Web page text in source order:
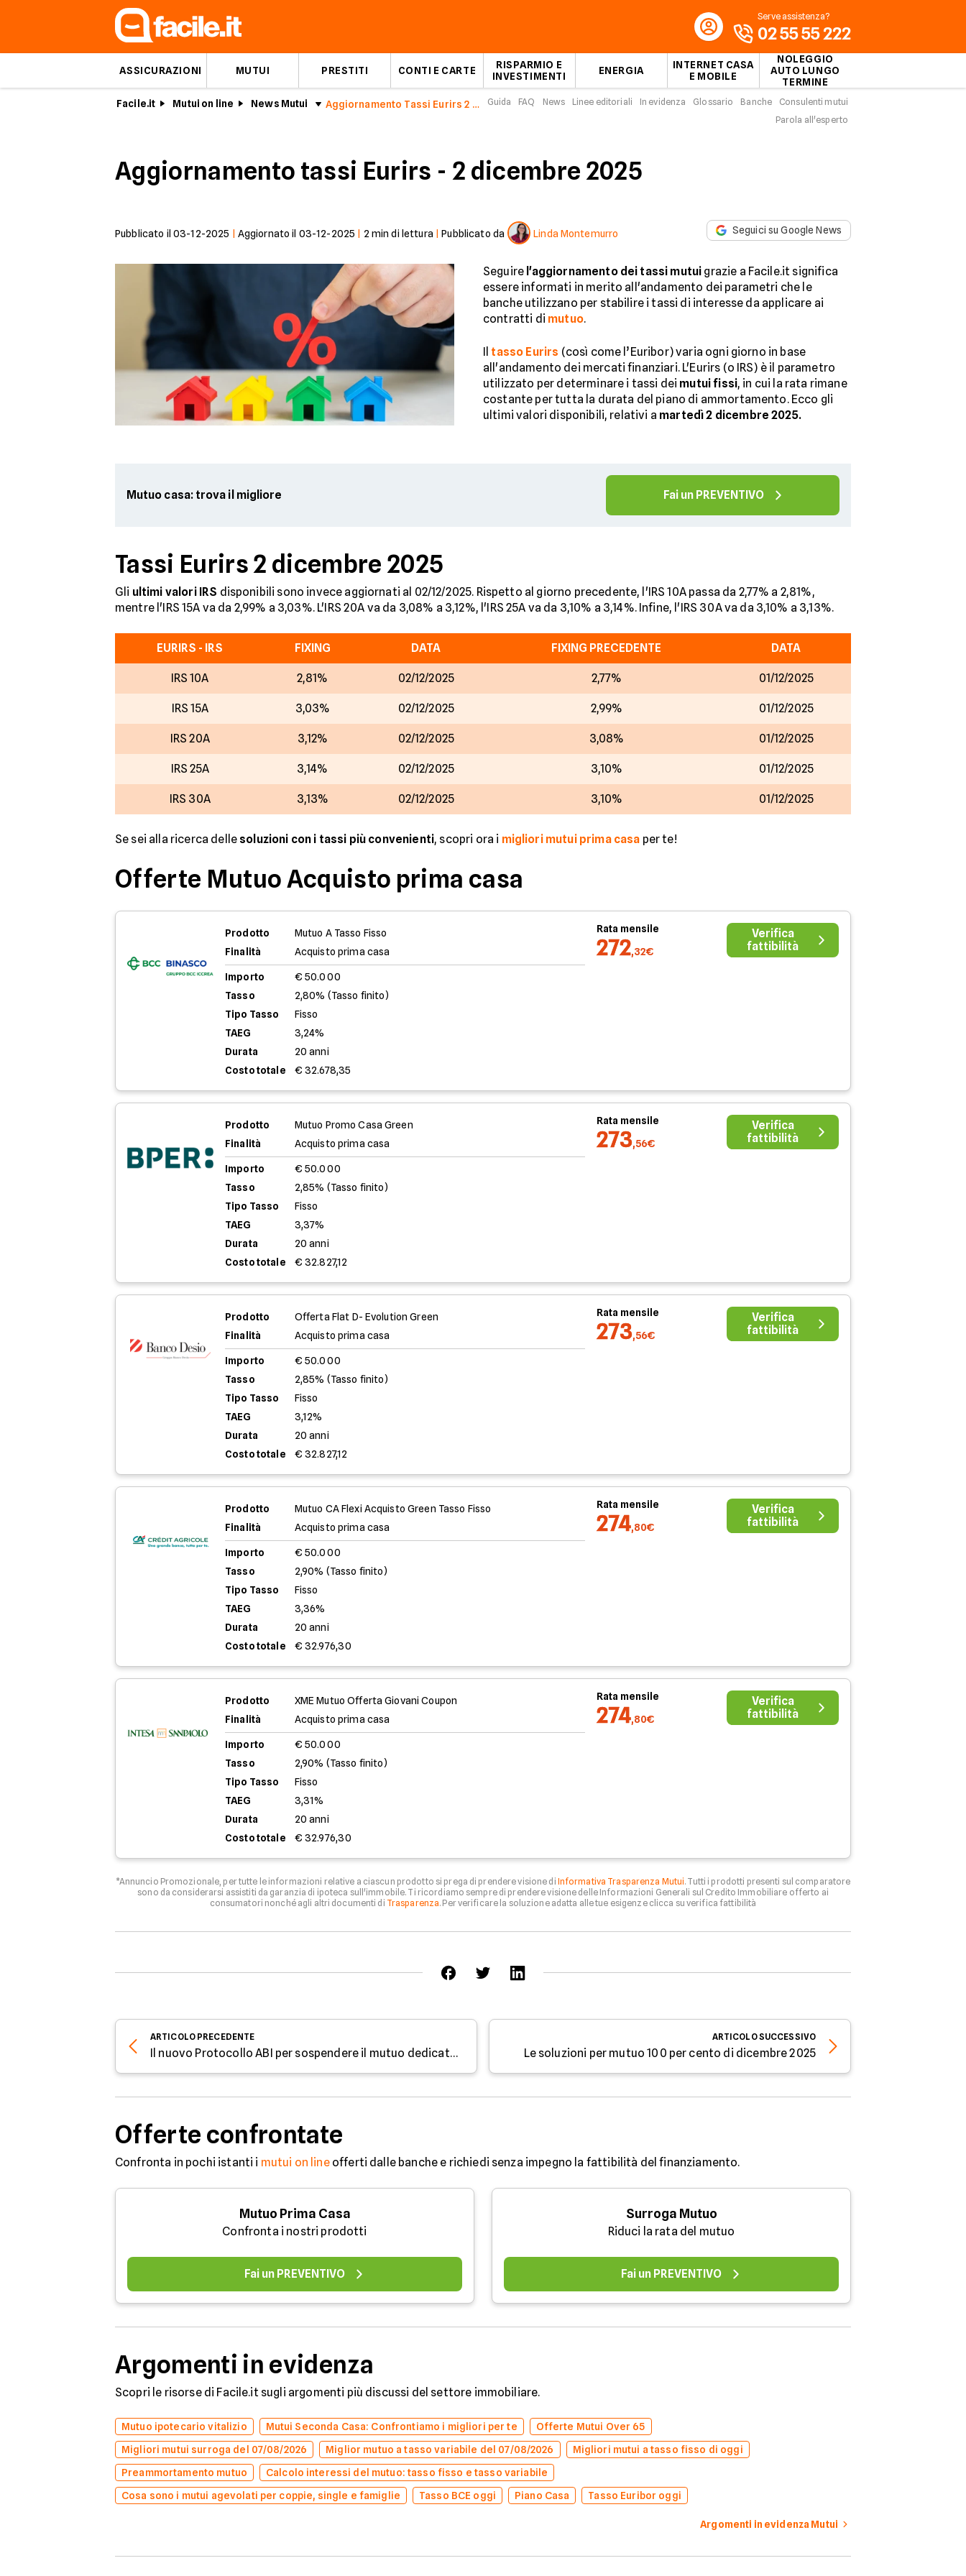
ASSICURAZIONI MUTUI PRESTITI CONTI E CARTE
RISPARMIO E
INVESTIMENTI
ENERGIA
INTERNET CASA
E MOBILE
NOLEGGIO
AUTO LUNGO
TERMINE
Serve assistenza?
02 55 55 222
Facile.it Mutui on line News Mutui Aggiornamento Tassi Eurirs 2 dicembre 2025 Guida FAQ News Linee editoriali In evidenza Glossario Banche
Consulenti mutui
Parola all'esperto
Aggiornamento tassi Eurirs - 2 dicembre 2025
Pubblicato il 03-12-2025 Aggiornato il 03-12-2025 2 min di lettura |Pubblicato da Linda Montemurro Seguici su Google News
Seguire l'aggiornamento dei tassi mutui grazie a Facile.it significa
essere informati in merito all'andamento dei parametri che le
banche utilizzano per stabilire i tassi di interesse da applicare ai
contratti di mutuo.
Il tasso Eurirs (così come l’Euribor) varia ogni giorno in base
all'andamento dei mercati finanziari. L'Eurirs (o IRS) è il parametro
utilizzato per determinare i tassi dei mutui fissi, in cui la rata rimane
costante per tutta la durata del piano di ammortamento. Ecco gli
ultimi valori disponibili, relativi a martedì 2 dicembre 2025.
Mutuo casa: trova il migliore Fai un PREVENTIVO
Tassi Eurirs 2 dicembre 2025
Gli ultimi valori IRS disponibili sono invece aggiornati al 02/12/2025. Rispetto al giorno precedente, l'IRS 10A passa da 2,77% a 2,81%,
mentre l'IRS 15A va da 2,99% a 3,03%. L'IRS 20A va da 3,08% a 3,12%, l'IRS 25A va da 3,10% a 3,14%. Infine, l'IRS 30A va da 3,10% a 3,13%.
EURIRS - IRS FIXING DATA FIXING PRECEDENTE DATA
IRS 10A 2,81% 02/12/2025 2,77% 01/12/2025
IRS 15A 3,03% 02/12/2025 2,99% 01/12/2025
IRS 20A 3,12% 02/12/2025 3,08% 01/12/2025
IRS 25A 3,14% 02/12/2025 3,10% 01/12/2025
IRS 30A 3,13% 02/12/2025 3,10% 01/12/2025
Se sei alla ricerca delle soluzioni con i tassi più convenienti, scopri ora i migliori mutui prima casa per te!
Offerte Mutuo Acquisto prima casa
Prodotto
Mutuo A Tasso Fisso
Finalità
Acquisto prima casa
Importo
€ 50.000
Tasso
2,80% (Tasso finito)
Tipo Tasso
Fisso
TAEG
3,24%
Durata
20 anni
Costo totale
€ 32.678,35
Rata mensile
272,32€
Verifica
fattibilità
Prodotto
Mutuo Promo Casa Green
Finalità
Acquisto prima casa
Importo
€ 50.000
Tasso
2,85% (Tasso finito)
Tipo Tasso
Fisso
TAEG
3,37%
Durata
20 anni
Costo totale
€ 32.827,12
Rata mensile
273,56€
Verifica
fattibilità
Prodotto
Offerta Flat D- Evolution Green
Finalità
Acquisto prima casa
Importo
€ 50.000
Tasso
2,85% (Tasso finito)
Tipo Tasso
Fisso
TAEG
3,12%
Durata
20 anni
Costo totale
€ 32.827,12
Rata mensile
273,56€
Verifica
fattibilità
Prodotto
Mutuo CA Flexi Acquisto Green Tasso Fisso
Finalità
Acquisto prima casa
Importo
€ 50.000
Tasso
2,90% (Tasso finito)
Tipo Tasso
Fisso
TAEG
3,36%
Durata
20 anni
Costo totale
€ 32.976,30
Rata mensile
274,80€
Verifica
fattibilità
Prodotto
XME Mutuo Offerta Giovani Coupon
Finalità
Acquisto prima casa
Importo
€ 50.000
Tasso
2,90% (Tasso finito)
Tipo Tasso
Fisso
TAEG
3,31%
Durata
20 anni
Costo totale
€ 32.976,30
Rata mensile
274,80€
Verifica
fattibilità
*Annuncio Promozionale, per tutte le informazioni relative a ciascun prodotto si prega di prendere visione di Informativa Trasparenza Mutui. Tutti i prodotti presenti sul comparatore
sono da considerarsi assistiti da garanzia di ipoteca sull'immobile. Ti ricordiamo sempre di prendere visione delle Informazioni Generali sul Credito Immobiliare offerto ai
consumatori nonché agli altri documenti di Trasparenza. Per verificare la soluzione adatta alle tue esigenze clicca su verifica fattibilità
ARTICOLO PRECEDENTE
Il nuovo Protocollo ABI per sospendere il mutuo dedicato alle donne vittima di violenza
ARTICOLOSUCCESSIVO
Le soluzioni per mutuo 100 per cento di dicembre 2025
Offerte confrontate
Confronta in pochi istanti i mutui on lineofferti dalle banche e richiedi senza impegno la fattibilità del finanziamento.
Mutuo Prima Casa
Confronta i nostri prodotti
Fai un PREVENTIVO
Surroga Mutuo
Riduci la rata del mutuo
Fai un PREVENTIVO
Argomenti in evidenza
Scopri le risorse di Facile.it sugli argomenti più discussi del settore immobiliare.
Mutuo ipotecario vitalizio Mutui Seconda Casa: Confrontiamo i migliori per te
Offerte Mutui Over 65
Migliori mutui surroga del 07/08/2026
Miglior mutuo a tasso variabile del 07/08/2026
Migliori mutui a tasso fisso di oggi
Preammortamento mutuo
Calcolo interessi del mutuo: tasso fisso e tasso variabile
Cosa sono i mutui agevolati per coppie, single e famiglie
Tasso BCE oggi Piano Casa Tasso Euribor oggi
Argomenti in evidenza Mutui